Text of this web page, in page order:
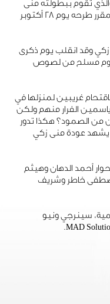
تقوم ببطولته منى
زكي، محمد فراج ومصطفى خاطر، ومن المقرر طرحه يوم 28 أكتوبر
زكي وقد انقلب يوم ذكرى
مسلح من لصوص
غريبين لمنزلها في
الفرار منهم ولكن
من الصمود؟ هكذا تدور
يشهد عودة منى زكي
أحمد الدهان وهيثم
مصطفى خاطر وشريف
سينرجي ونيو